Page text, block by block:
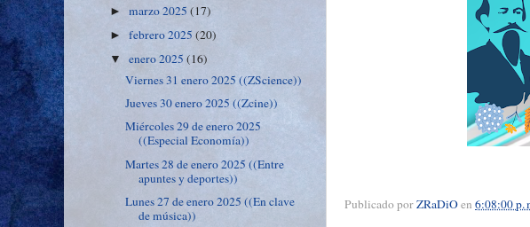
Publicado porZRaDiOen 6:08:00 p.
►marzo 2025(17)
►febrero 2025(20)
▼enero 2025(16)
Viernes 31 enero 2025 ((ZScience))
Jueves 30 enero 2025 ((Zcine))
Miércoles 29 de enero 2025
((Especial Economía))
Martes 28 de enero 2025 ((Entre
apuntes y deportes))
Lunes 27 de enero 2025 ((En clave
de música))